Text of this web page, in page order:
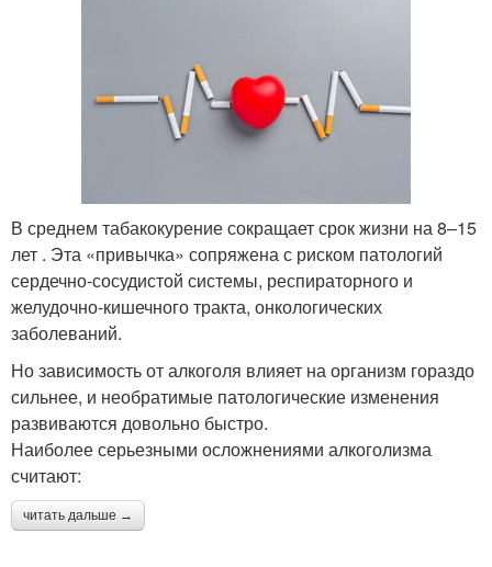
В среднем табакокурение сокращает срок жизни на 8–15
лет . Эта «привычка» сопряжена с риском патологий
сердечно-сосудистой системы, респираторного и
желудочно-кишечного тракта, онкологических
заболеваний.
Но зависимость от алкоголя влияет на организм гораздо
сильнее, и необратимые патологические изменения
развиваются довольно быстро.
Наиболее серьезными осложнениями алкоголизма
считают:
читать дальше →